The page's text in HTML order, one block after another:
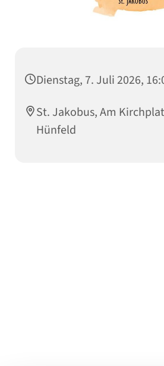
Dienstag, 7. Juli 2026,
St. Jakobus, Am
Hünfeld